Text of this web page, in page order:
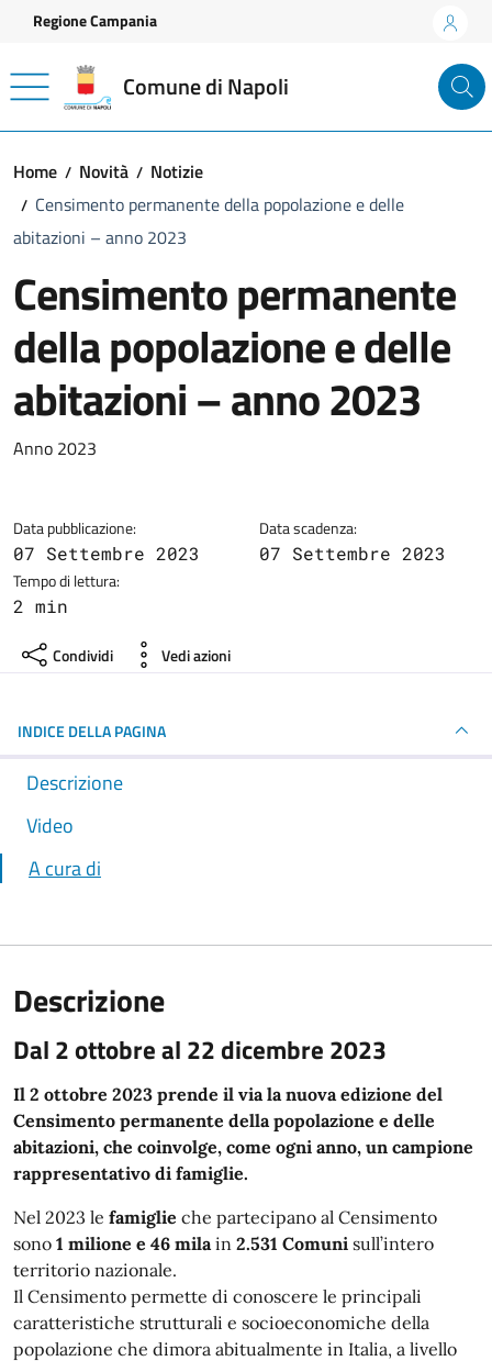
Vai ai contenuti
Vai al footer
Regione Campania
Comune di Napoli
Home Novità
Notizie
Censimento permanente della popolazione e delle
abitazioni – anno 2023
Censimento permanente
della popolazione e delle
abitazioni – anno 2023
Dettagli della notizia
Anno 2023
Data pubblicazione:
07 Settembre 2023
Data scadenza:
07 Settembre 2023
Tempo di lettura:
2 min
Condividi Vedi azioni
INDICE DELLA PAGINA
Descrizione
Video
A cura di
Descrizione
Dal 2 ottobre al 22 dicembre 2023
Il 2 ottobre 2023 prende il via la nuova edizione del
Censimento permanente della popolazione e delle
abitazioni, che coinvolge, come ogni anno, un campione
rappresentativo di famiglie.
Nel 2023 le famiglie che partecipano al Censimento
sono 1 milione e 46 milain 2.531 Comuni sull’intero
territorio nazionale.
Il Censimento permette di conoscere le principali
caratteristiche strutturali e socioeconomiche della
popolazione che dimora abitualmente in Italia, a livello